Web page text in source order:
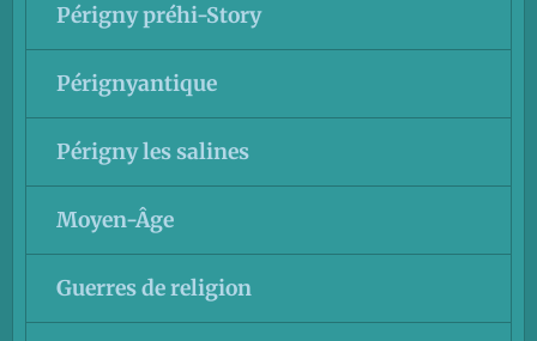
Périgny préhi-Story
Pérignyantique
Périgny les salines
Moyen-Âge
Guerres de religion